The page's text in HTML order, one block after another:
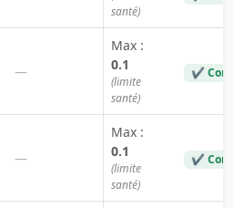
santé)
—
Max :
0.1
(limite
santé)
✔
—
Max :
0.1
(limite
santé)
✔